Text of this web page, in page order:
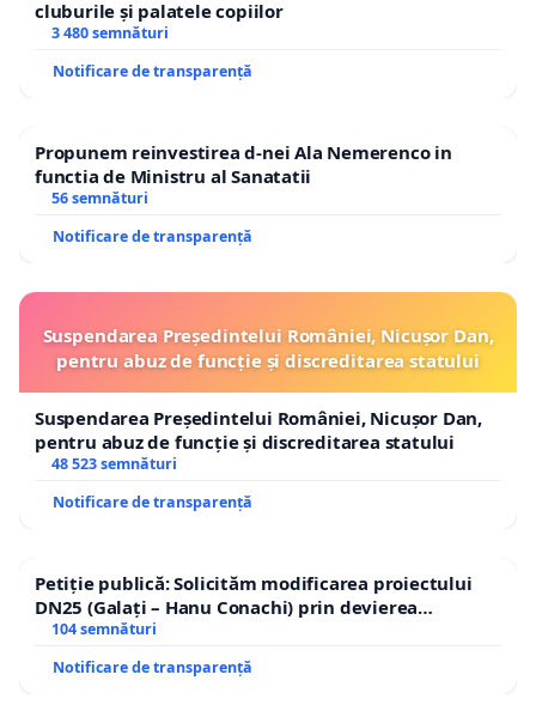
cluburile și palatele copiilor
3 480 semnături
Notificare de transparență
Propunem reinvestirea d-nei Ala Nemerenco in
functia de Ministru al Sanatatii
56 semnături
Notificare de transparență
Suspendarea Președintelui României, Nicușor Dan,
pentru abuz de funcție și discreditarea statului
Suspendarea Președintelui României, Nicușor Dan,
pentru abuz de funcție și discreditarea statului
48 523 semnături
Notificare de transparență
Petiție publică: Solicităm modificarea proiectului
DN25 (Galați – Hanu Conachi) prin devierea
traseului în afara localităților!
104 semnături
Notificare de transparență